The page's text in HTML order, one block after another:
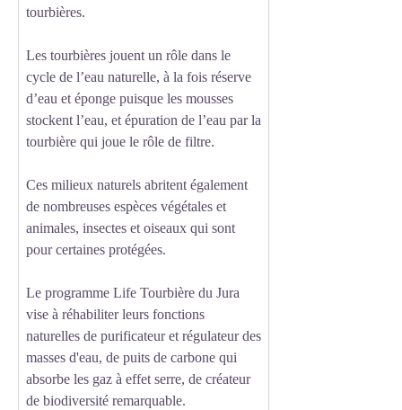
tourbières.
Les tourbières jouent un rôle dans le
cycle de l’eau naturelle, à la fois réserve
d’eau et éponge puisque les mousses
stockent l’eau, et épuration de l’eau par la
tourbière qui joue le rôle de filtre.
Ces milieux naturels abritent également
de nombreuses espèces végétales et
animales, insectes et oiseaux qui sont
pour certaines protégées.
Le programme Life Tourbière du Jura
vise à réhabiliter leurs fonctions
naturelles de purificateur et régulateur des
masses d'eau, de puits de carbone qui
absorbe les gaz à effet serre, de créateur
de biodiversité remarquable.